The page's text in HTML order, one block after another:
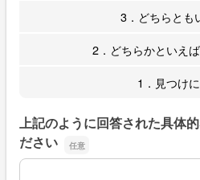
3．どちらとも
2．どちらかといえ
1．見つけ
上記のように回答された具体
ださい
上記のように回答された具体